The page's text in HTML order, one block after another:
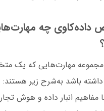
چه
مجموعه مهارت‌هایی که یک
داشته باشد به‌شرح زیر هستند:
مفاهیم انبار داده و هوش